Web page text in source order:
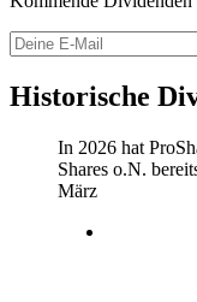
Historische
In 2026 hat
Shares o.N.
März